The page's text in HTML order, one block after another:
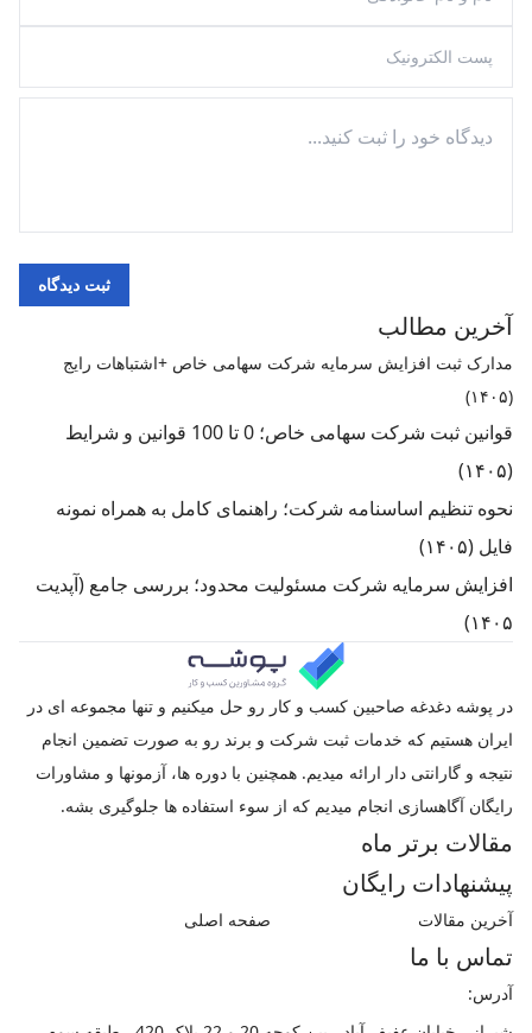
آخرین مطالب
مدارک ثبت افزایش سرمایه شرکت سهامی خاص +اشتباهات رایج
(۱۴۰۵)
قوانین ثبت شرکت سهامی خاص؛ 0 تا 100 قوانین و شرایط
(۱۴۰۵)
نحوه تنظیم اساسنامه شرکت؛ راهنمای کامل به همراه نمونه
فایل (۱۴۰۵)
افزایش سرمایه شرکت مسئولیت محدود؛ بررسی جامع‌ (آپدیت
۱۴۰۵)
در پوشه دغدغه صاحبین کسب و کار رو حل میکنیم و تنها مجموعه ای در
ایران هستیم که خدمات ثبت شرکت و برند رو به صورت تضمین انجام
نتیجه و گارانتی دار ارائه میدیم. همچنین با دوره ها، آزمونها و مشاورات
رایگان آگاهسازی انجام میدیم که از سوء استفاده ها جلوگیری بشه.
مقالات برتر ماه
پیشنهادات رایگان
آخرین مقالات صفحه اصلی
تماس با ما
آدرس: